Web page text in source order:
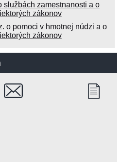
službách zamestnanosti a o
zákonov
o pomoci v hmotnej núdzi a o
zákonov